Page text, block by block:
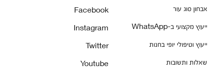
אבחון סוג עור
ייעוץ מקצועי ב-WhatsApp
ייעוץ וטיפולי יופי בחנות
שאלות ותשובות
Facebook
Instagram
Twitter
Youtube